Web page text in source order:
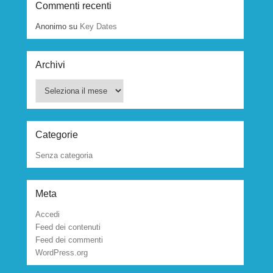
Commenti recenti
Anonimo su Key Dates
Archivi
Categorie
Senza categoria
Meta
Accedi
Feed dei contenuti
Feed dei commenti
WordPress.org